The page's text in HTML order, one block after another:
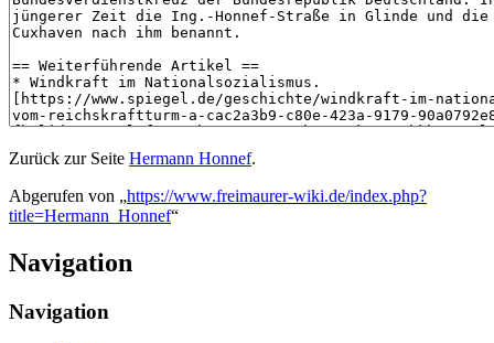
Zurück zur Seite Hermann Honnef.
Abgerufen von „https://www.freimaurer-wiki.de/index.php?
title=Hermann_Honnef“
Navigation
Navigation